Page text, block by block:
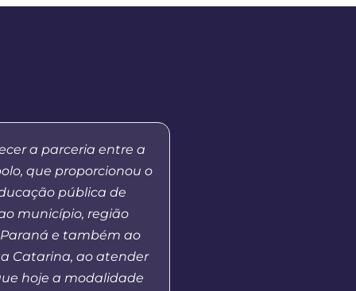
a parceria entre a
que proporcionou o
pública de
município, região
e também ao
Catarina, ao atender
hoje a modalidade